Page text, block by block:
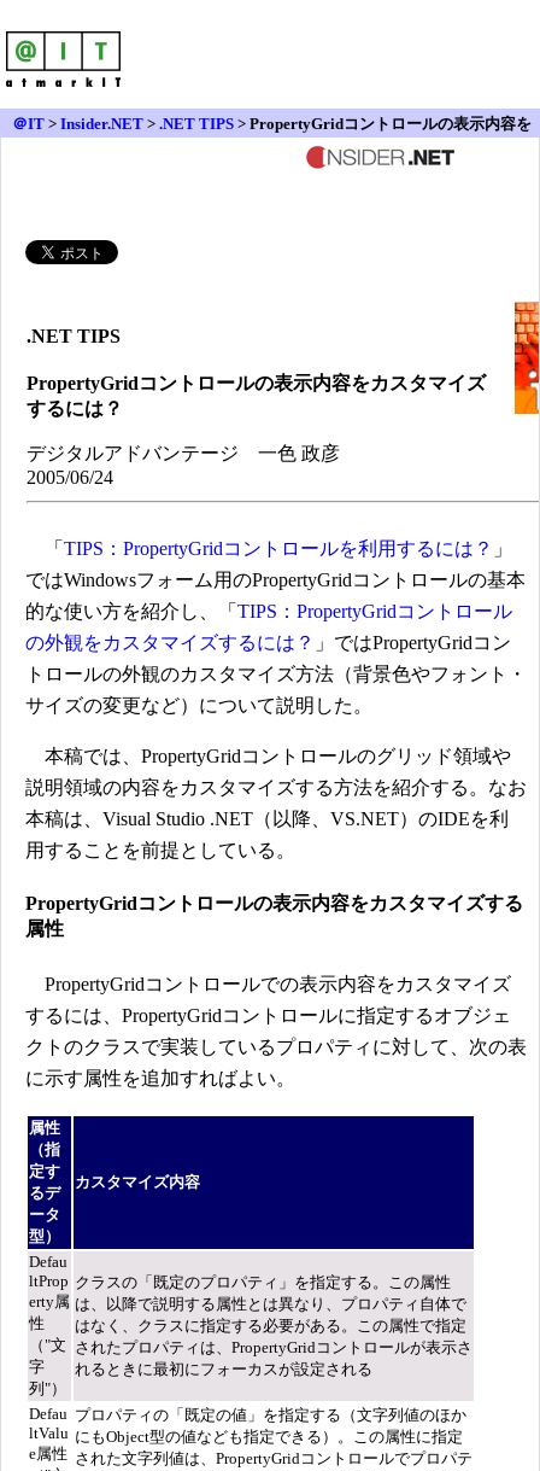
＠IT > Insider.NET > .NET TIPS > PropertyGridコントロールの表示内容を
.NET TIPS
PropertyGridコントロールの表示内容をカスタマイズ
するには？
デジタルアドバンテージ 一色 政彦
2005/06/24
「 TIPS：PropertyGridコントロールを利用するには？ 」
ではWindowsフォーム用のPropertyGridコントロールの基本
的な使い方を紹介し、「 TIPS：PropertyGridコントロール
の外観をカスタマイズするには？ 」ではPropertyGridコン
トロールの外観のカスタマイズ方法（背景色やフォント・
サイズの変更など）について説明した。
本稿では、PropertyGridコントロールのグリッド領域や
説明領域の内容をカスタマイズする方法を紹介する。なお
本稿は、Visual Studio .NET（以降、VS.NET）のIDEを利
用することを前提としている。
PropertyGridコントロールの表示内容をカスタマイズする
属性
PropertyGridコントロールでの表示内容をカスタマイズ
するには、PropertyGridコントロールに指定するオブジェ
クトのクラスで実装しているプロパティに対して、次の表
に示す属性を追加すればよい。
属性
（指
定す
るデ
ータ
型）
カスタマイズ内容
Defau
ltProp
erty属
性
（"文
字
列"）
クラスの「既定のプロパティ」を指定する。この属性
は、以降で説明する属性とは異なり、プロパティ自体で
はなく、クラスに指定する必要がある。この属性で指定
されたプロパティは、PropertyGridコントロールが表示さ
れるときに最初にフォーカスが設定される
Defau
ltValu
e属性
プロパティの「既定の値」を指定する（文字列値のほか
にもObject型の値なども指定できる）。この属性に指定
された文字列値は、PropertyGridコントロールでプロパテ